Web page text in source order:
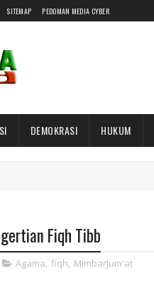
SITEMAP PEDOMAN MEDIA CYBER
DEMOKRASI HUKUM
Fiqh Tibb
Agama, fiqh, MimbarJum'at